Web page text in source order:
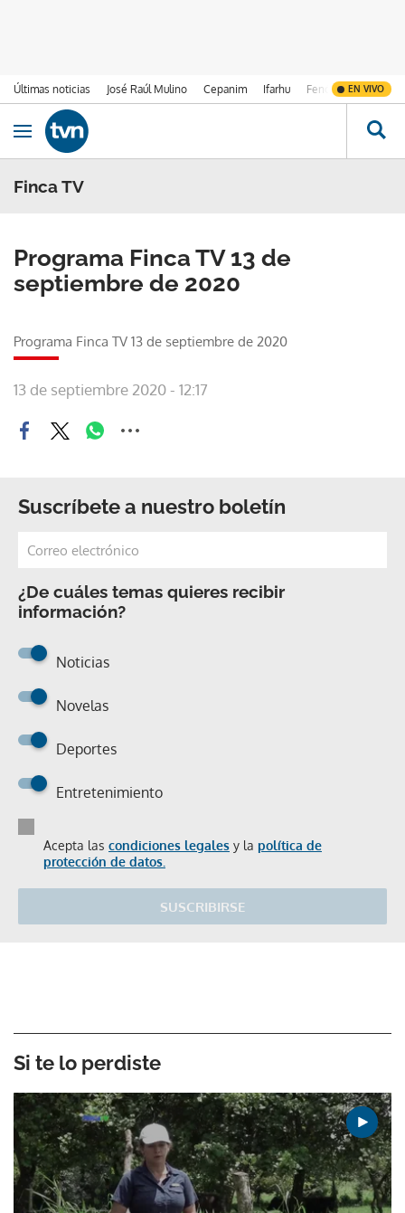
Últimas noticias José Raúl Mulino Cepanim Ifarhu Fenómeno de El
EN VIVO
Ir al contenido
Obrir navegació
Finca TV
Programa Finca TV 13 de
septiembre de 2020
Programa Finca TV 13 de septiembre de 2020
13 de septiembre 2020 - 12:17
Suscríbete a nuestro boletín
¿De cuáles temas quieres recibir
información?
Noticias
Novelas
Deportes
Entretenimiento
Acepta las condiciones legales y la política de
protección de datos.
SUSCRIBIRSE
Si te lo perdiste